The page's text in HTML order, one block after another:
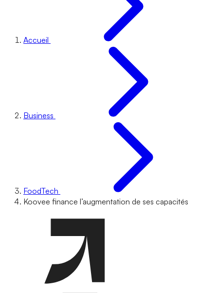
Accueil
Business
FoodTech
Koovee finance l’augmentation de ses capacités